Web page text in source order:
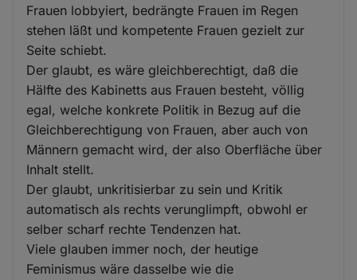
Frauen lobbyiert, bedrängte Frauen im Regen
stehen läßt und kompetente Frauen gezielt zur
Seite schiebt.
Der glaubt, es wäre gleichberechtigt, daß die
Hälfte des Kabinetts aus Frauen besteht, völlig
egal, welche konkrete Politik in Bezug auf die
Gleichberechtigung von Frauen, aber auch von
Männern gemacht wird, der also Oberfläche über
Inhalt stellt.
Der glaubt, unkritisierbar zu sein und Kritik
automatisch als rechts verunglimpft, obwohl er
selber scharf rechte Tendenzen hat.
Viele glauben immer noch, der heutige
Feminismus wäre dasselbe wie die